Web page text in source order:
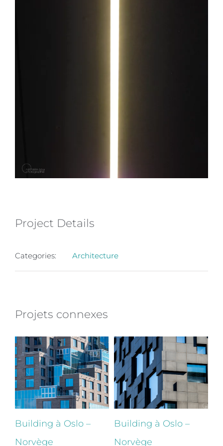
Project Details
Categories: Architecture
Projets connexes
Building à Oslo –
Norvège
Building à Oslo –
Norvège